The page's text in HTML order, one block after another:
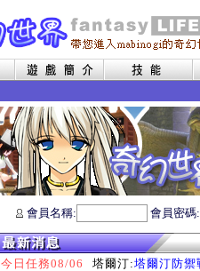
會員名稱: 會員密
今日任務08/06 塔爾汀:塔爾汀防禦